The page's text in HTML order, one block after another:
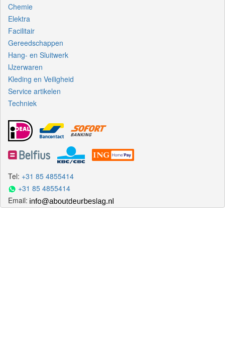
Chemie
Elektra
Facilitair
Gereedschappen
Hang- en Sluitwerk
IJzerwaren
Kleding en Veiligheid
Service artikelen
Techniek
Tel: +31 85 4855414
+31 85 4855414
Email: